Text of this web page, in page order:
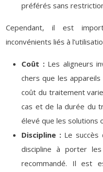
préférés sans
Cependant, il est
inconvénients liés à
Coût : Les aligneurs
chers que les
coût du traitement
cas et de la durée du
élevé que les solutions
Discipline : Le
discipline à porter les
recommandé. Il est